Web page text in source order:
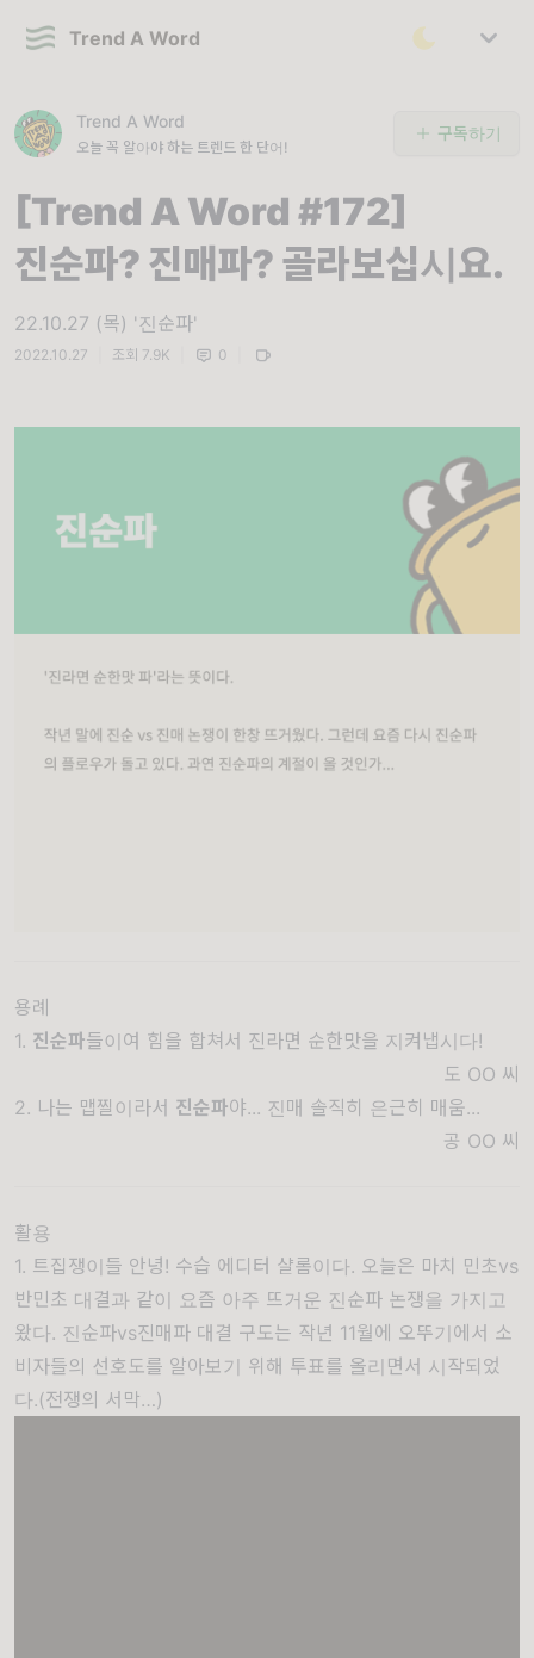
Trend A Word
Trend A Word
오늘 꼭 알아야 하는 트렌드 한 단어!
구독하기
[Trend A Word #172]
진순파? 진매파? 골라보십시요.
22.10.27 (목) '진순파'
2022.10.27 조회 7.9K 0
용례
1. 진순파들이여 힘을 합쳐서 진라면 순한맛을 지켜냅시다!
도 OO 씨
2. 나는 맵찔이라서 진순파야... 진매 솔직히 은근히 매움...
공 OO 씨
활용
1. 트집쟁이들 안녕! 수습 에디터 샬롬이다. 오늘은 마치 민초vs
반민초 대결과 같이 요즘 아주 뜨거운 진순파 논쟁을 가지고
왔다. 진순파vs진매파 대결 구도는 작년 11월에 오뚜기에서 소
비자들의 선호도를 알아보기 위해 투표를 올리면서 시작되었
다.(전쟁의 서막…)